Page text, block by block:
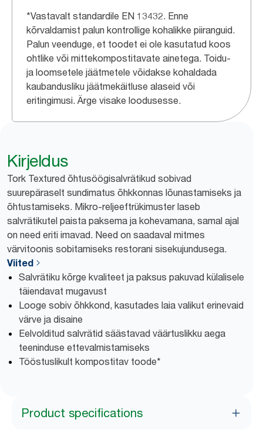
*Vastavalt standardile EN 13432. Enne
kõrvaldamist palun kontrollige kohalikke piiranguid.
Palun veenduge, et toodet ei ole kasutatud koos
ohtlike või mittekompostitavate ainetega. Toidu-
ja loomsetele jäätmetele võidakse kohaldada
kaubandusliku jäätmekäitluse alaseid või
eritingimusi. Ärge visake loodusesse.
Kirjeldus
Tork Textured õhtusöögisalvrätikud sobivad
suurepäraselt sundimatus õhkkonnas lõunastamiseks ja
õhtustamiseks. Mikro-reljeeftrükimuster laseb
salvrätikutel paista paksema ja kohevamana, samal ajal
on need eriti imavad. Need on saadaval mitmes
värvitoonis sobitamiseks restorani sisekujundusega.
Viited
Salvrätiku kõrge kvaliteet ja paksus pakuvad külalisele
täiendavat mugavust
Looge sobiv õhkkond, kasutades laia valikut erinevaid
värve ja disaine
Eelvolditud salvrätid säästavad väärtuslikku aega
teeninduse ettevalmistamiseks
Tööstuslikult kompostitav toode*
Product specifications